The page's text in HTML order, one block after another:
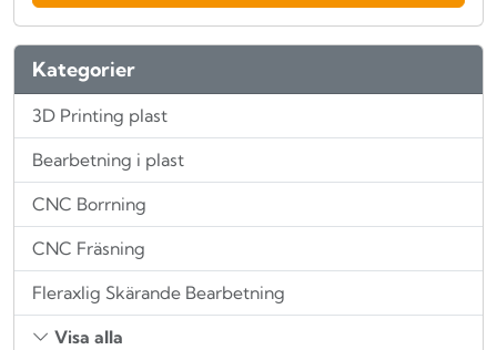
Kategorier
3D Printing plast
Bearbetning i plast
CNC Borrning
CNC Fräsning
Fleraxlig Skärande Bearbetning
Visa alla